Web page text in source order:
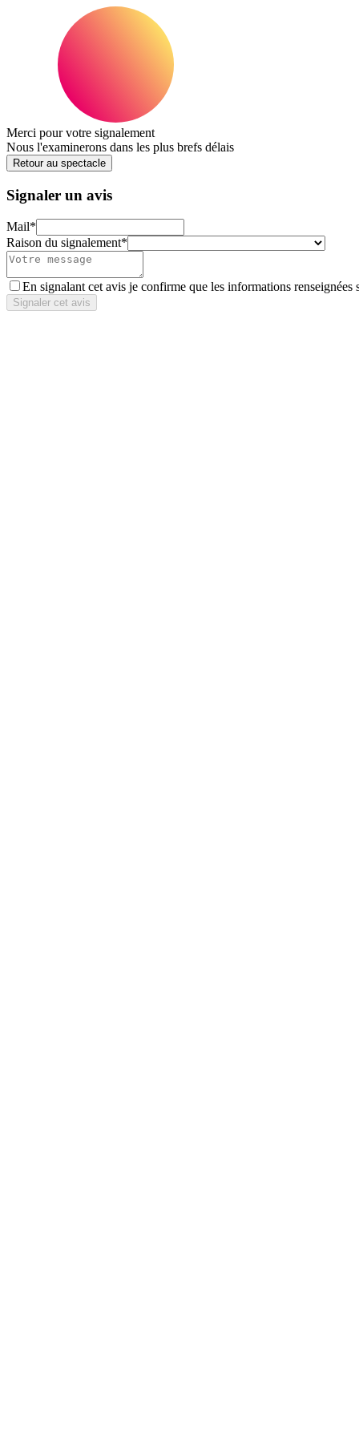
Merci pour votre signalement
Nous l'examinerons dans les plus brefs délais
Retour au spectacle
Signaler un avis
Mail*
Raison du signalement*
En signalant cet avis je confirme que les informations renseignées
Signaler cet avis